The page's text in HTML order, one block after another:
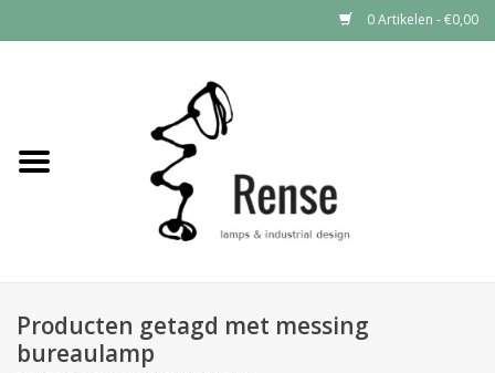
0 Artikelen - €0,00
Industrial lamps
Producten getagd met messing
bureaulamp